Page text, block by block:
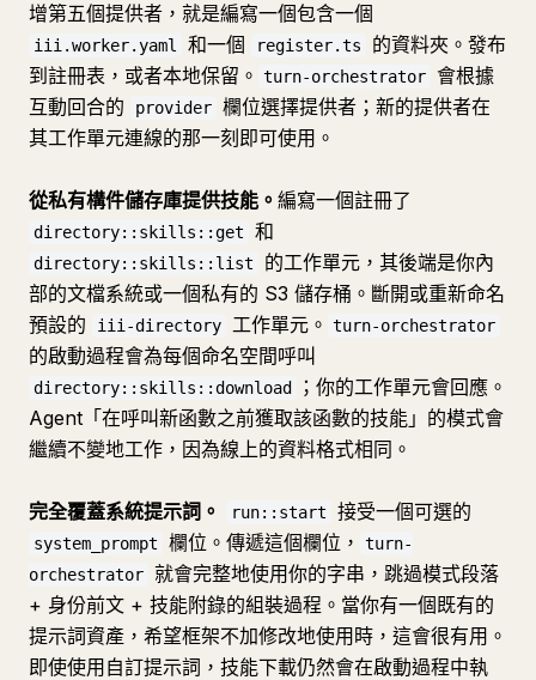
增第五個提供者，就是編寫一個包含一個
iii.worker.yaml 和一個 register.ts
的資料夾。發布
到註冊表，或者本地保留。 turn-orchestrator 會根據
互動回合的
provider 欄位選擇提供者；新的提供者在
其工作單元連線的那一刻即可使用。
從私有構件儲存庫提供技能。 編寫一個註冊了
directory::skills::get 和
directory::skills::list
的工作單元，其後端是你內
部的文檔系統或一個私有的 S3 儲存桶。斷開或重新命名
預設的
iii-directory 工作單元。 turn-orchestrator
的啟動過程會為每個命名空間呼叫
directory::skills::download
；你的工作單元會回應。
Agent「在呼叫新函數之前獲取該函數的技能」的模式會
繼續不變地工作，因為線上的資料格式相同。
完全覆蓋系統提示詞。 run::start 接受一個可選的
system_prompt 欄位。傳遞這個欄位，
turn-
orchestrator 就會完整地使用你的字串，跳過模式段落
+ 身份前文 + 技能附錄的組裝過程。當你有一個既有的
提示詞資產，希望框架不加修改地使用時，這會很有用。
即使使用自訂提示詞，技能下載仍然會在啟動過程中執